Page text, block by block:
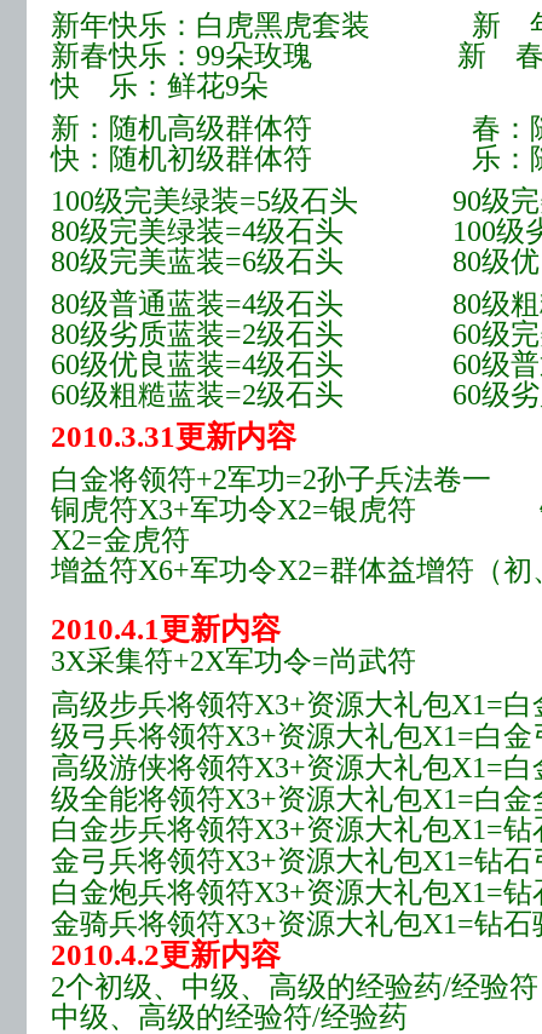
新年快乐：白虎黑虎套装 新 年
新春快乐：99朵玫瑰 新 春
快 乐：鲜花9朵
新：随机高级群体符 春：随
快：随机初级群体符 乐：随
100级完美绿装=5级石头 90级完
80级完美绿装=4级石头 100级劣
80级完美蓝装=6级石头 80级优
80级普通蓝装=4级石头 80级粗
80级劣质蓝装=2级石头 60级完
60级优良蓝装=4级石头 60级普
60级粗糙蓝装=2级石头 60级劣
2010.3.31更新内容
白金将领符+2军功=2孙子兵法卷一
铜虎符X3+军功令X2=银虎符 银
X2=金虎符
增益符X6+军功令X2=群体益增符（
2010.4.1更新内容
3X采集符+2X军功令=尚武符
高级步兵将领符X3+资源大礼包X1=
级弓兵将领符X3+资源大礼包X1=白金
高级游侠将领符X3+资源大礼包X1=
级全能将领符X3+资源大礼包X1=白金
白金步兵将领符X3+资源大礼包X1=
金弓兵将领符X3+资源大礼包X1=钻石
白金炮兵将领符X3+资源大礼包X1=
金骑兵将领符X3+资源大礼包X1=钻石
2010.4.2更新内容
2个初级、中级、高级的经验药/经验
中级、高级的经验符/经验药